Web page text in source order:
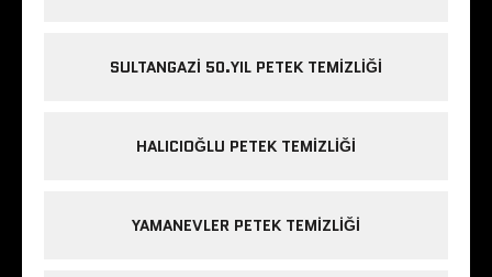
SULTANGAZI 50.YIL PETEK TEMIZLIĞI
HALICIOĞLU PETEK TEMIZLIĞI
YAMANEVLER PETEK TEMIZLIĞI